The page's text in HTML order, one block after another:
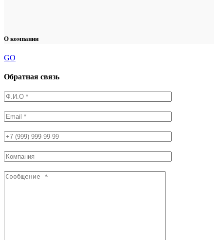
О компании
GO
Обратная связь